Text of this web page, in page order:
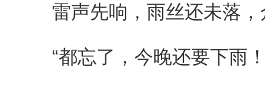
雷声先响，雨丝还未落，
“都忘了，今晚还要下雨！